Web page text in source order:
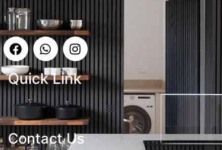
Quick Link
Contact Us